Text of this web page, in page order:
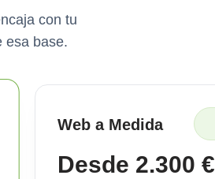
con tu
esa base.
Web a Medida
Desde 2.300 €